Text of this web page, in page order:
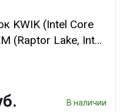
KWIK (Intel Core
(Raptor Lake, Intel
16 ГБ ОЗУ (2
512 ГБ SSD)В наличии